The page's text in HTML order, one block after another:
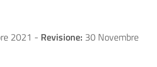
2021 - Revisione: 30 Novembre